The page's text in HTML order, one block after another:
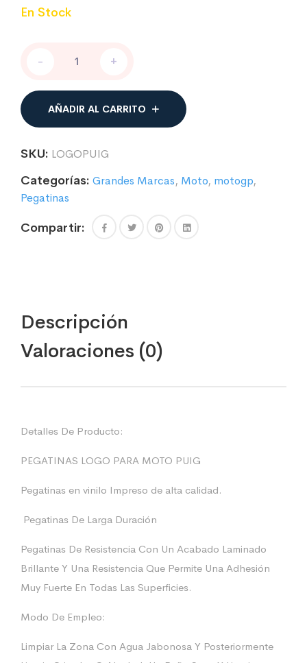
En Stock
LOGO
MOTO
PUIG
cantidad
- +
AÑADIR AL CARRITO
SKU: LOGOPUIG
Categorías: Grandes Marcas, Moto, motogp,
Pegatinas
Compartir:
Descripción
Valoraciones (0)
Detalles De Producto:
PEGATINAS LOGO PARA MOTO PUIG
Pegatinas en vinilo Impreso de alta calidad.
Pegatinas De Larga Duración
Pegatinas De Resistencia Con Un Acabado Laminado
Brillante Y Una Resistencia Que Permite Una Adhesión
Muy Fuerte En Todas Las Superficies.
Modo De Empleo:
Limpiar La Zona Con Agua Jabonosa Y Posteriormente